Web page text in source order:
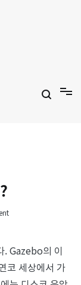
on
차
게
하
루
Gazebo의 이
코 세상에서 가